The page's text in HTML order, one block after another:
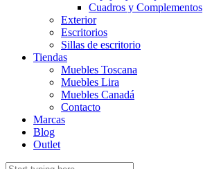
Cuadros y Complementos
Exterior
Escritorios
Sillas de escritorio
Tiendas
Muebles Toscana
Muebles Lira
Muebles Canadá
Contacto
Marcas
Blog
Outlet